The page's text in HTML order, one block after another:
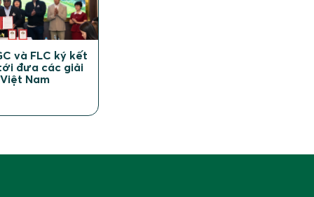
và FLC ký kết
đưa các giải
Nam